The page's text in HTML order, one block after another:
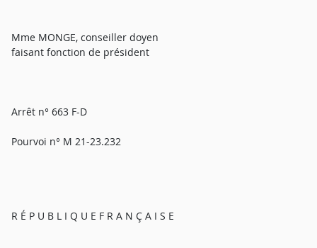
Mme MONGE, conseiller doyen
faisant fonction de président
Arrêt n° 663 F-D
Pourvoi n° M 21-23.232
R É P U B L I Q U E F R A N Ç A I S E